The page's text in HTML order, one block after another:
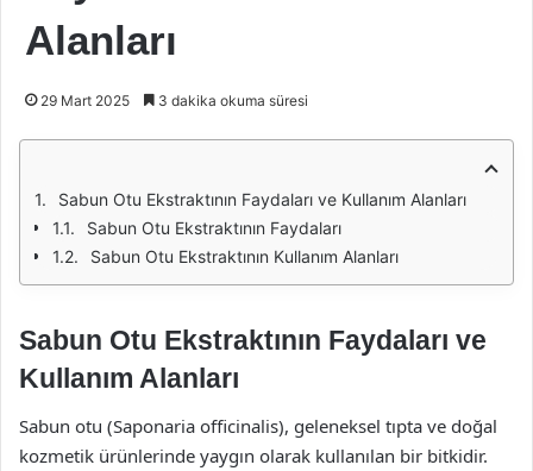
Alanları
29 Mart 2025 3 dakika okuma süresi
Sabun Otu Ekstraktının Faydaları ve Kullanım Alanları
Sabun Otu Ekstraktının Faydaları
Sabun Otu Ekstraktının Kullanım Alanları
Sabun Otu Ekstraktının Faydaları ve
Kullanım Alanları
Sabun otu (Saponaria officinalis), geleneksel tıpta ve doğal
kozmetik ürünlerinde yaygın olarak kullanılan bir bitkidir.